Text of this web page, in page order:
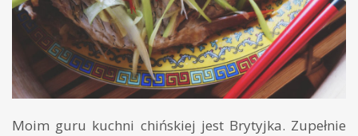
Moim guru kuchni chińskiej jest Brytyjka. Zupełnie